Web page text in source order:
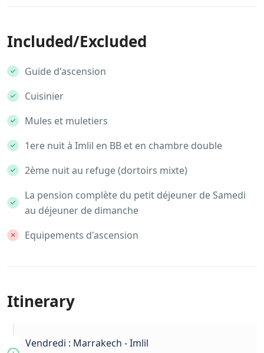
Included/Excluded
Guide d'ascension
Cuisinier
Mules et muletiers
1ere nuit à Imlil en BB et en chambre double
2ème nuit au refuge (dortoirs mixte)
La pension complète du petit déjeuner de Samedi
au déjeuner de dimanche
Equipements d'ascension
Itinerary
Vendredi : Marrakech - Imlil